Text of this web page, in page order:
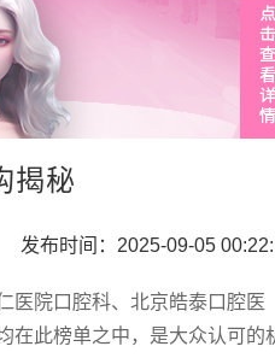
揭秘
发布时间：2025-09-05
医院口腔科、北京皓泰口腔医
在此榜单之中，是大众认可的